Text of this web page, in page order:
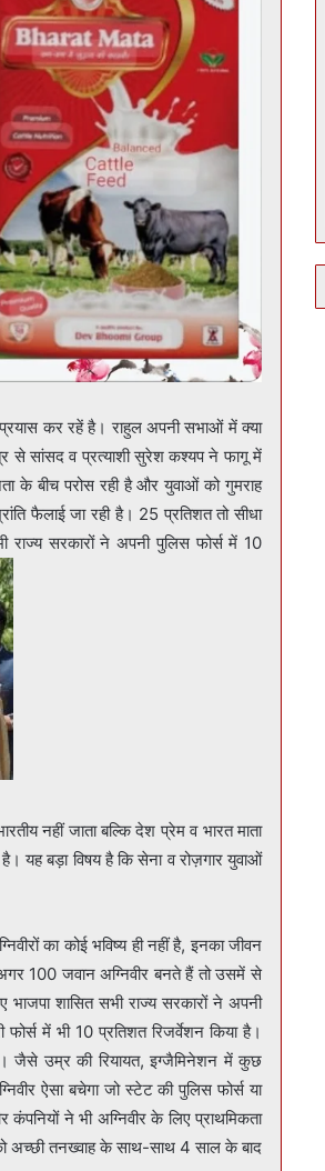
से सांसद व प्रत्याशी सुरेश कश्यप ने फागू में
के बीच परोस रही है और युवाओं को गुमराह
फैलाई जा रही है। 25 प्रतिशत तो सीधा
राज्य सरकारों ने अपनी पुलिस फोर्स में 10
नहीं जाता बल्कि देश प्रेम व भारत माता
यह बड़ा विषय है कि सेना व रोज़गार युवाओं
का कोई भविष्य ही नहीं है, इनका जीवन
100 जवान अग्निवीर बनते हैं तो उसमें से
शासित सभी राज्य सरकारों ने अपनी
में भी 10 प्रतिशत रिजर्वेशन किया है।
हैं। जैसे उम्र की रियायत, इग्जैमिनेशन में कुछ
ऐसा बचेगा जो स्टेट की पुलिस फोर्स या
ने भी अग्निवीर के लिए प्राथमिकता
अच्छी तनख्वाह के साथ-साथ 4 साल के बाद